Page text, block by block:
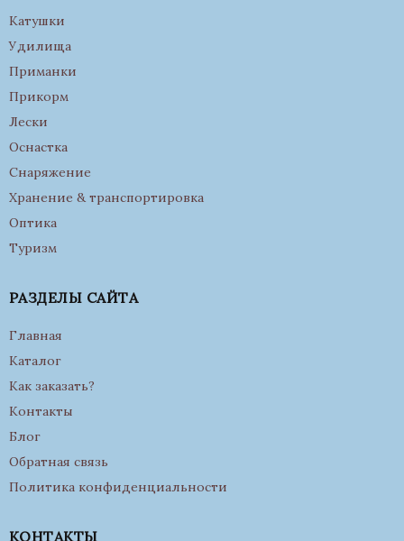
Катушки
Удилища
Приманки
Прикорм
Лески
Оснастка
Снаряжение
Хранение & транспортировка
Оптика
Туризм
РАЗДЕЛЫ САЙТА
Главная
Каталог
Как заказать?
Контакты
Блог
Обратная связь
Политика конфиденциальности
КОНТАКТЫ